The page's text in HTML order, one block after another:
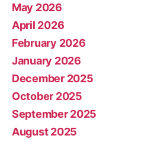
May 2026
April 2026
February 2026
January 2026
December 2025
October 2025
September 2025
August 2025